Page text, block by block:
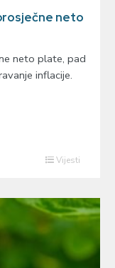
neto
neto plate, pad
inflacije.
Vijesti